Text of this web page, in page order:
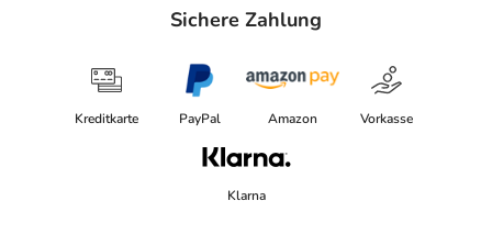
Sichere Zahlung
Kreditkarte PayPal Amazon Vorkasse
Klarna